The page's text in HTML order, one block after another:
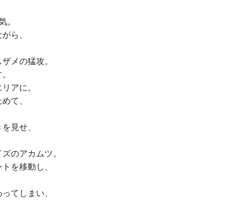
。
ら、
メの猛攻。
アに。
て、
見せ、
のアカムツ。
を移動し、
てしまい、